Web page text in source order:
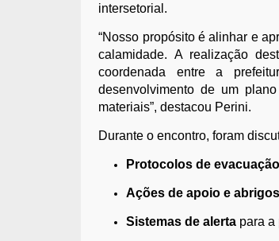
intersetorial.
“Nosso propósito é alinhar e
calamidade. A realização
coordenada entre a
desenvolvimento de um
materiais”, destacou Perini.
Durante o encontro, foram
Protocolos de evacuação
Ações de apoio e abrigos
Sistemas de alerta para a